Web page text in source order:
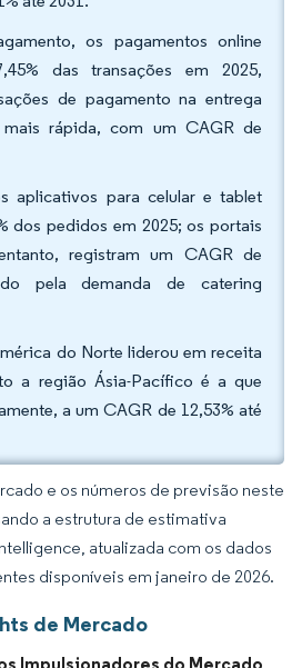
os pagamentos online
das transações em 2025,
de pagamento na entrega
rápida, com um CAGR de
aplicativos para celular e tablet
dos pedidos em 2025; os portais
registram um CAGR de
pela demanda de catering
do Norte liderou em receita
a região Ásia-Pacífico é a que
a um CAGR de 12,53% até
e os números de previsão neste
a estrutura de estimativa
atualizada com os dados
disponíveis em janeiro de 2026.
de Mercado
Impulsionadores do Mercado